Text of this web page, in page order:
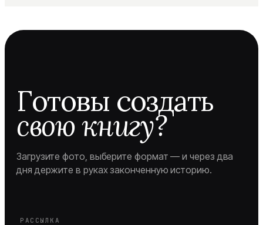
Готовы создать
свою книгу?
Загрузите фото, выберите формат — и через два
дня держите в руках законченную историю.
РАССЫЛКА